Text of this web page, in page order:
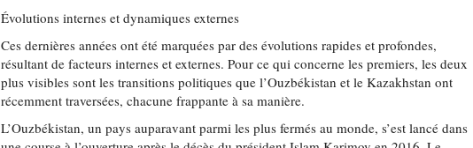
Évolutions internes et dynamiques externes
Ces dernières années ont été marquées par des évolutions rapides et profondes,
résultant de facteurs internes et externes. Pour ce qui concerne les premiers, les deux
plus visibles sont les transitions politiques que l’Ouzbékistan et le Kazakhstan ont
récemment traversées, chacune frappante à sa manière.
L’Ouzbékistan, un pays auparavant parmi les plus fermés au monde, s’est lancé dans